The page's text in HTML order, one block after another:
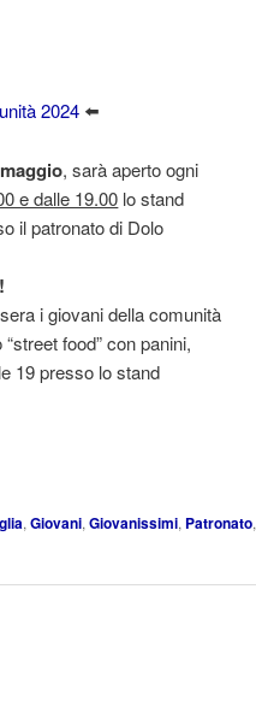
2024 ⬅️
, sarà aperto ogni
e dalle 19.00 lo stand
il patronato di Dolo
i giovani della comunità
food” con panini,
19 presso lo stand
, Giovani, Giovanissimi, Patronato,